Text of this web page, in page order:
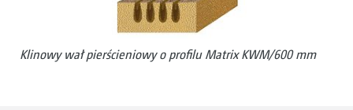
Klinowy wał pierścieniowy o profilu Matrix KWM/600 mm